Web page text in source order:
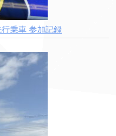
乗車 参加記録